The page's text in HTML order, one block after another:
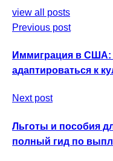
view all posts
Previous post
Иммиграция в США:
адаптироваться к
Next post
Льготы и пособия
полный гид по